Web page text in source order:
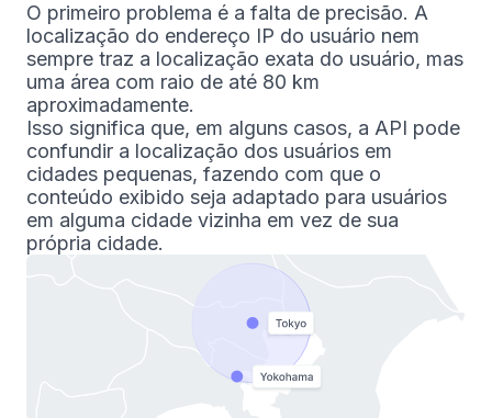
O primeiro problema é a falta de precisão. A
localização do endereço IP do usuário nem
sempre traz a localização exata do usuário, mas
uma área com raio de até 80 km
aproximadamente.
Isso significa que, em alguns casos, a API pode
confundir a localização dos usuários em
cidades pequenas, fazendo com que o
conteúdo exibido seja adaptado para usuários
em alguma cidade vizinha em vez de sua
própria cidade.